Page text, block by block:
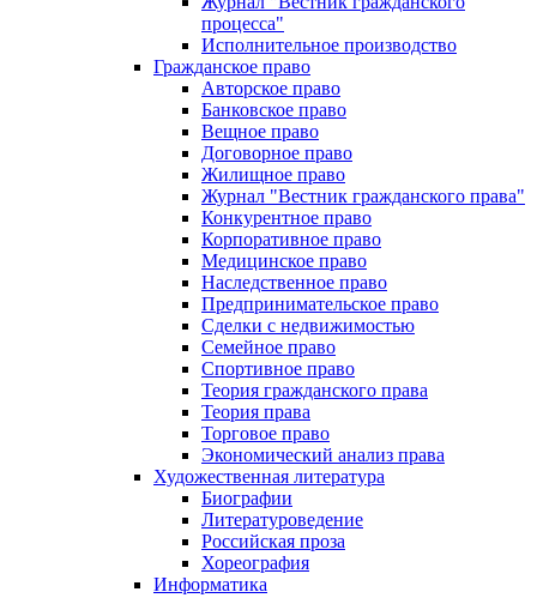
процесса"
Исполнительное производство
Гражданское право
Авторское право
Банковское право
Вещное право
Договорное право
Жилищное право
Журнал "Вестник гражданского права"
Конкурентное право
Корпоративное право
Медицинское право
Наследственное право
Предпринимательское право
Сделки с недвижимостью
Семейное право
Спортивное право
Теория гражданского права
Теория права
Торговое право
Экономический анализ права
Художественная литература
Биографии
Литературоведение
Российская проза
Хореография
Информатика